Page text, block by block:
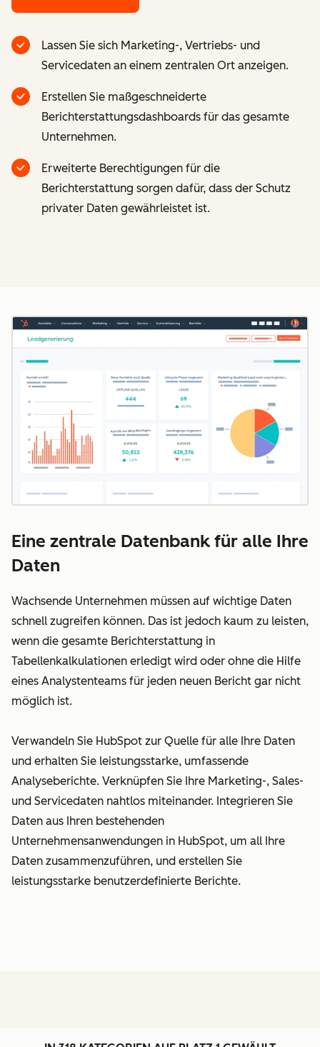
Lassen Sie sich Marketing-, Vertriebs- und
Servicedaten an einem zentralen Ort anzeigen.
Erstellen Sie maßgeschneiderte
Berichterstattungsdashboards für das gesamte
Unternehmen.
Erweiterte Berechtigungen für die
Berichterstattung sorgen dafür, dass der Schutz
privater Daten gewährleistet ist.
Eine zentrale Datenbank für alle Ihre
Daten
Wachsende Unternehmen müssen auf wichtige Daten
schnell zugreifen können. Das ist jedoch kaum zu leisten,
wenn die gesamte Berichterstattung in
Tabellenkalkulationen erledigt wird oder ohne die Hilfe
eines Analystenteams für jeden neuen Bericht gar nicht
möglich ist.
Verwandeln Sie HubSpot zur Quelle für alle Ihre Daten
und erhalten Sie leistungsstarke, umfassende
Analyseberichte. Verknüpfen Sie Ihre Marketing-, Sales-
und Servicedaten nahtlos miteinander. Integrieren Sie
Daten aus Ihren bestehenden
Unternehmensanwendungen in HubSpot, um all Ihre
Daten zusammenzuführen, und erstellen Sie
leistungsstarke benutzerdefinierte Berichte.